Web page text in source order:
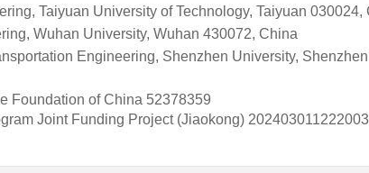
Taiyuan University of Technology, Taiyuan 030024,
Wuhan University, Wuhan 430072, China
Engineering, Shenzhen University,
Foundation of China 52378359
Joint Funding Project (Jiaokong) 202403011222003